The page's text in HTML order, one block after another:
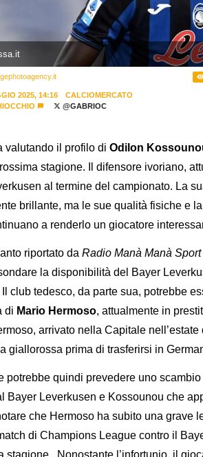
2025, 14:16
CALCIOMERCATO
@GABRIOC
valutando il profilo di Odilon
stagione. Il difensore ivoriano,
al termine del campionato. La
brillante, ma le sue qualità fisiche e
a renderlo un giocatore
riportato da Radio Manà Manà Sport
la disponibilità del Bayer
club tedesco, da parte sua, potrebbe
di Mario Hermoso, attualmente in
arrivato nella Capitale
giallorossa prima di trasferirsi in
potrebbe quindi prevedere uno
Bayer Leverkusen e Kossounou che
che Hermoso ha subito una grave
di Champions League contro il
stagione. Nonostante l’infortunio, il